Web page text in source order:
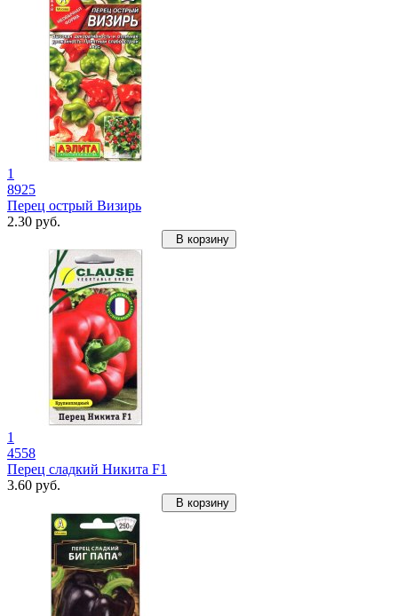
1
8925
Перец острый Визирь
2.30 руб.
В корзину
1
4558
Перец сладкий Никита F1
3.60 руб.
В корзину